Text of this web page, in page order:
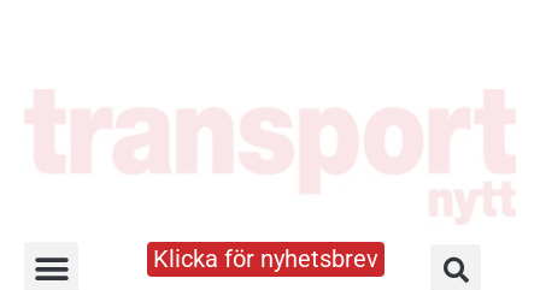
Klicka för nyhetsbrev